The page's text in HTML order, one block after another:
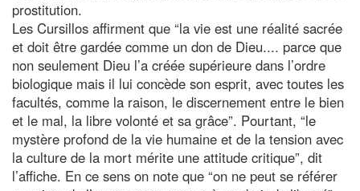
prostitution.
Les Cursillos affirment que “la vie est une réalité sacrée
et doit être gardée comme un don de Dieu.... parce que
non seulement Dieu l’a créée supérieure dans l’ordre
biologique mais il lui concède son esprit, avec toutes les
facultés, comme la raison, le discernement entre le bien
et le mal, la libre volonté et sa grâce”. Pourtant, “le
mystère profond de la vie humaine et de la tension avec
la culture de la mort mérite une attitude critique”, dit
l’affiche. En ce sens on note que “on ne peut se référer